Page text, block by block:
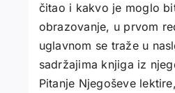
čitao i kakvo je moglo
obrazovanje, u prvom
uglavnom se traže u
sadržajima knjiga iz
Pitanje Njegoševe